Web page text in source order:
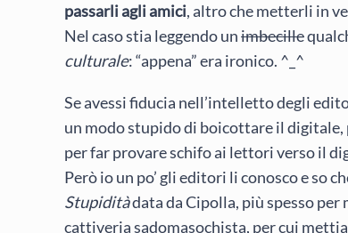
passarli agli amici, altro che metterli in
Nel caso stia leggendo unimbecille
culturale: “appena” era ironico. ^_^
Se avessi fiducia nell’intelletto degli
un modo stupido di boicottare il
per far provare schifo ai lettori verso il
Però io un po’ gli editori li conosco e so
Stupiditàdata da Cipolla, più spesso per
cattiveria sadomasochista, per cui